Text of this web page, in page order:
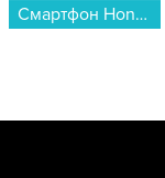
Съдомиялна машина за вграждане Gorenje GV643D90 , 16 комплекта, 600 Ш, мм, D...